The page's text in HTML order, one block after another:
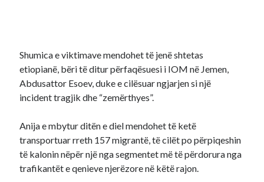
Shumica e viktimave mendohet të jenë shtetas
etiopianë, bëri të ditur përfaqësuesi i IOM në Jemen,
Abdusattor Esoev, duke e cilësuar ngjarjen si një
incident tragjik dhe “zemërthyes”.
Anija e mbytur ditën e diel mendohet të ketë
transportuar rreth 157 migrantë, të cilët po përpiqeshin
të kalonin nëpër një nga segmentet më të përdorura nga
trafikantët e qenieve njerëzore në këtë rajon.